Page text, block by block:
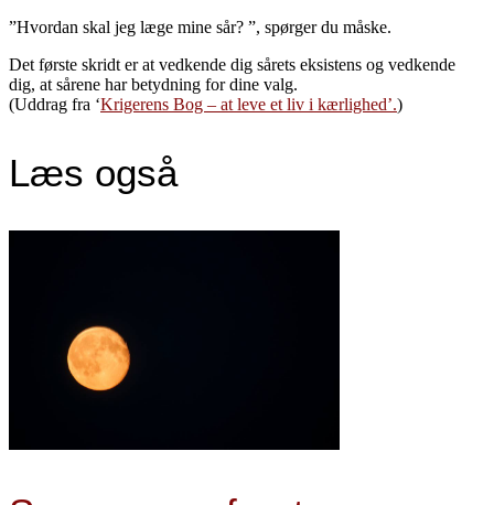
”Hvordan skal jeg læge mine sår? ”, spørger du måske.
Det første skridt er at vedkende dig sårets eksistens og vedkende
dig, at sårene har betydning for dine valg.
(Uddrag fra ‘Krigerens Bog – at leve et liv i kærlighed’.)
Læs også